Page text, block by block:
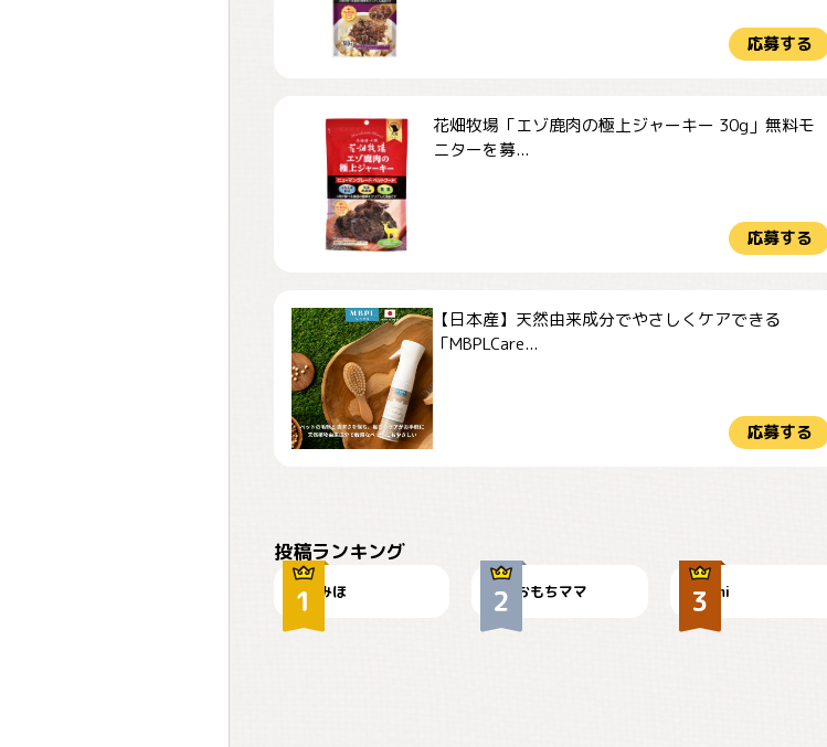
応募する
花畑牧場「エゾ鹿肉の極上ジャーキー 30g」無料モ
ニターを募...
応募する
【日本産】天然由来成分でやさしくケアできる
「MBPLCare...
応募する
投稿ランキング
みほ おもちママ mi